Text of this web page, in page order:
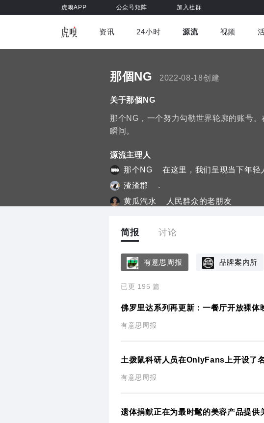
虎嗅APP 公众号矩阵 加入社群
资讯 24小时 源流 视频
那個NG 2022-08-18创建
关于那個NG
那个NG，一个努力勾勒世界轮廓的账号
瞬间。
源流主理人
那个NG
在这里，我们呈现当下年轻
渣渣郡
.
黄瓜汽水
人民群众的老朋友
简报 讨论
有意思周报 品牌案内所
已更 195 篇
佛罗里达系列再更新：一餐厅开放裸
有意思周报
土拨鼠科研人员在OnlyFans上开设了
有意思周报
遗体捐献正在为最时髦的美容产品提